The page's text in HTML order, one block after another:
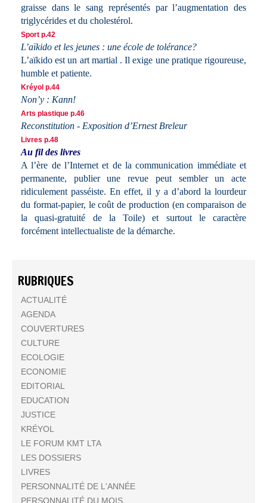
graisse dans le sang représentés par l’augmentation des
triglycérides et du cholestérol.
Sport p.42
L’aïkido et les jeunes : une école de tolérance?
L’aïkido est un art martial . Il exige une pratique rigoureuse,
humble et patiente.
Kréyol p.44
Non’y : Kann!
Arts plastique p.46
Reconstitution - Exposition d’Ernest Breleur
Livres p.48
Au fil des livres
A l’ère de l’Internet et de la communication immédiate et
permanente, publier une revue peut sembler un acte
ridiculement passéiste. En effet, il y a d’abord la lourdeur
du format-papier, le coût de production (en comparaison de
la quasi-gratuité de la Toile) et surtout le caractère
forcément intellectualiste de la démarche.
RUBRIQUES
ACTUALITÉ
AGENDA
COUVERTURES
CULTURE
ECOLOGIE
ECONOMIE
EDITORIAL
EDUCATION
JUSTICE
KRÉYOL
LE FORUM KMT LTA
LES DOSSIERS
LIVRES
PERSONNALITÉ DE L'ANNÉE
PERSONNALITÉ DU MOIS